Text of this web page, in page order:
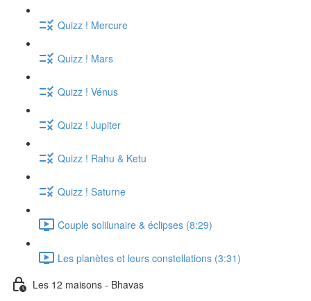
Quizz ! Mercure
Quizz ! Mars
Quizz ! Vénus
Quizz ! Jupiter
Quizz ! Rahu & Ketu
Quizz ! Saturne
Couple solilunaire & éclipses (8:29)
Les planètes et leurs constellations (3:31)
Les 12 maisons - Bhavas